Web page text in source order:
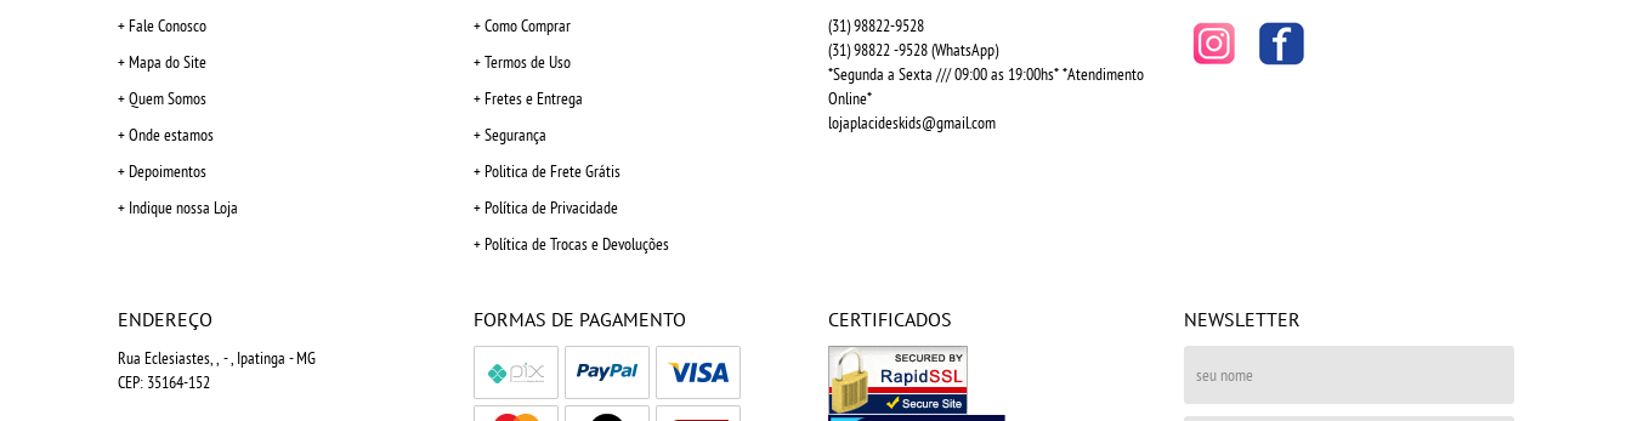
Fale Conosco
Mapa do Site
Quem Somos
Onde estamos
Depoimentos
Indique nossa Loja
Como Comprar
Termos de Uso
Fretes e Entrega
Segurança
Politica de Frete Grátis
Política de Privacidade
Política de Trocas e Devoluções
(31)98822-9528
(31)98822 -9528(WhatsApp)
*Segunda a Sexta /// 09:00 as 19:00hs* *Atendimento
Online*
lojaplacideskids@gmail.com
ENDEREÇO
Rua Eclesiastes, , -, Ipatinga -MG
CEP: 35164-152
FORMAS DE PAGAMENTO CERTIFICADOS NEWSLETTER